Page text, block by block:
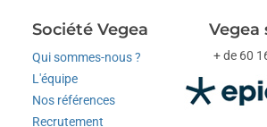
Société Vegea
Qui sommes-nous ?
L'équipe
Nos références
Recrutement
Vegea
+ de 60